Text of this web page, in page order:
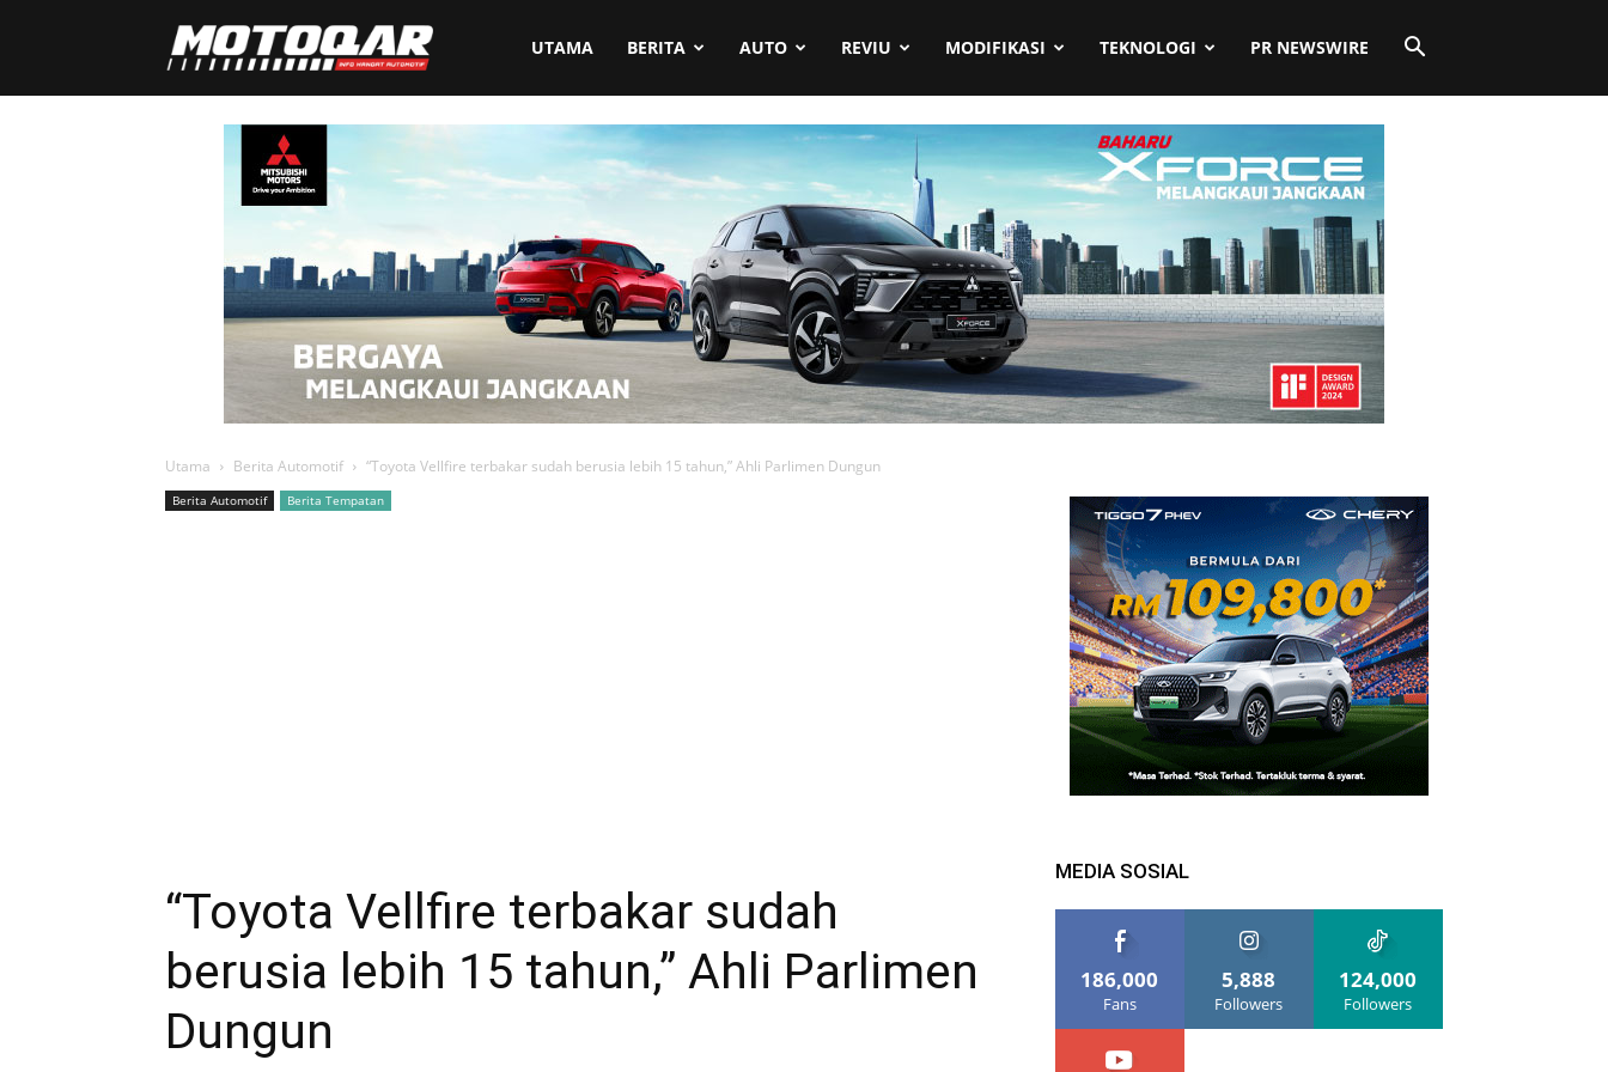
Motoqar UTAMA BERITA AUTO REVIU MODIFIKASI TEKNOLOGI PR NEWSWIRE
Utama Berita Automotif “Toyota Vellfire terbakar sudah berusia lebih 15 tahun,” Ahli Parlimen Dungun
Berita Automotif Berita Tempatan
“Toyota Vellfire terbakar sudah
berusia lebih 15 tahun,” Ahli Parlimen
Dungun
MEDIA SOSIAL
186,000
Fans
5,888
Followers
124,000
Followers